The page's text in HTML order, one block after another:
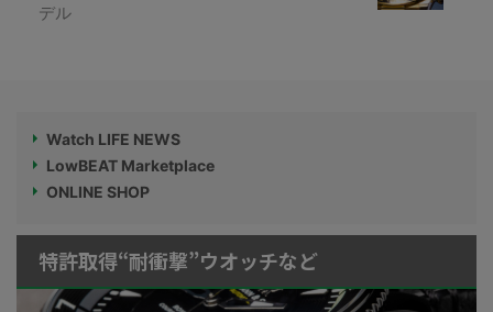
デル
Watch LIFE NEWS
LowBEAT Marketplace
ONLINE SHOP
特許取得“耐衝撃”ウオッチなど